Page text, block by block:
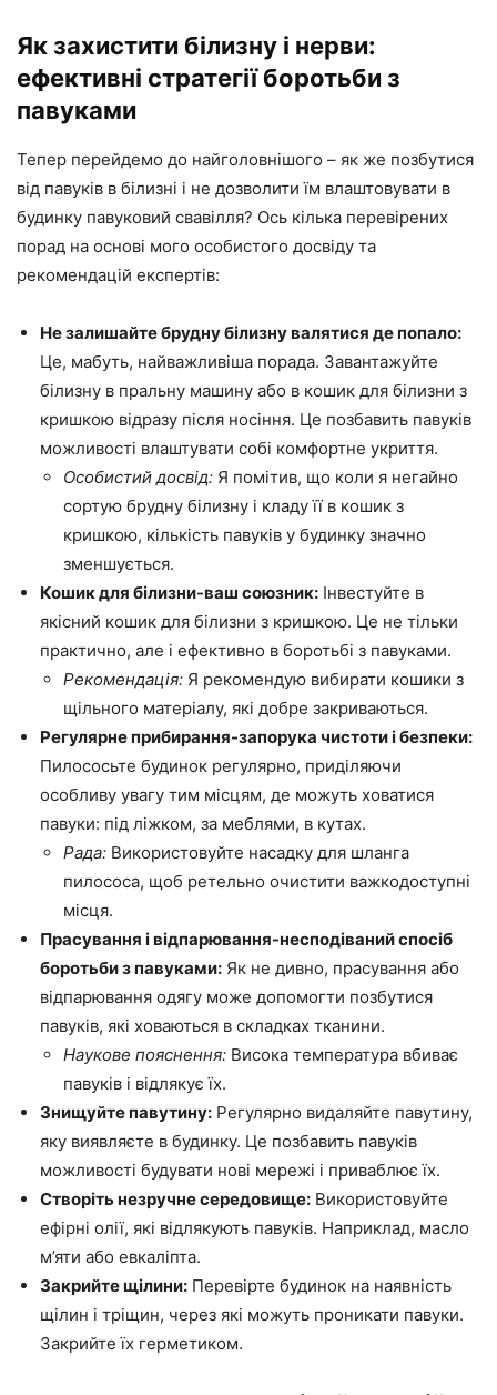
Як захистити білизну і нерви:
ефективні стратегії боротьби з
павуками
Тепер перейдемо до найголовнішого – як же позбутися
від павуків в білизні і не дозволити їм влаштовувати в
будинку павуковий свавілля? Ось кілька перевірених
порад на основі мого особистого досвіду та
рекомендацій експертів:
Не залишайте брудну білизну валятися де попало:
Це, мабуть, найважливіша порада. Завантажуйте
білизну в пральну машину або в кошик для білизни з
кришкою відразу після носіння. Це позбавить павуків
можливості влаштувати собі комфортне укриття.
Особистий досвід: Я помітив, що коли я негайно
сортую брудну білизну і кладу її в кошик з
кришкою, кількість павуків у будинку значно
зменшується.
Кошик для білизни-ваш союзник: Інвестуйте в
якісний кошик для білизни з кришкою. Це не тільки
практично, але і ефективно в боротьбі з павуками.
Рекомендація: Я рекомендую вибирати кошики з
щільного матеріалу, які добре закриваються.
Регулярне прибирання-запорука чистоти і безпеки:
Пилососьте будинок регулярно, приділяючи
особливу увагу тим місцям, де можуть ховатися
павуки: під ліжком, за меблями, в кутах.
Рада: Використовуйте насадку для шланга
пилососа, щоб ретельно очистити важкодоступні
місця.
Прасування і відпарювання-несподіваний спосіб
боротьби з павуками: Як не дивно, прасування або
відпарювання одягу може допомогти позбутися
павуків, які ховаються в складках тканини.
Наукове пояснення: Висока температура вбиває
павуків і відлякує їх.
Знищуйте павутину: Регулярно видаляйте павутину,
яку виявляєте в будинку. Це позбавить павуків
можливості будувати нові мережі і приваблює їх.
Створіть незручне середовище: Використовуйте
ефірні олії, які відлякують павуків. Наприклад, масло
м’яти або евкаліпта.
Закрийте щілини: Перевірте будинок на наявність
щілин і тріщин, через які можуть проникати павуки.
Закрийте їх герметиком.